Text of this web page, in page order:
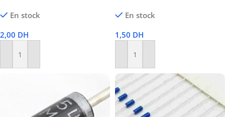
En stock
2,00 DH
Ajouter Au Panier
En stock
1,50 DH
Ajouter Au Panier